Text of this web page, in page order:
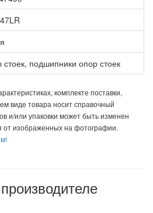
подшипники опор стоек
комплекте поставки,
виде товара носит справочный
и/или упаковки может быть изменен
от изображенных на фотографии.